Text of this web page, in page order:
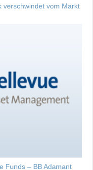
verschwindet vom Markt
Funds – BB Adamant